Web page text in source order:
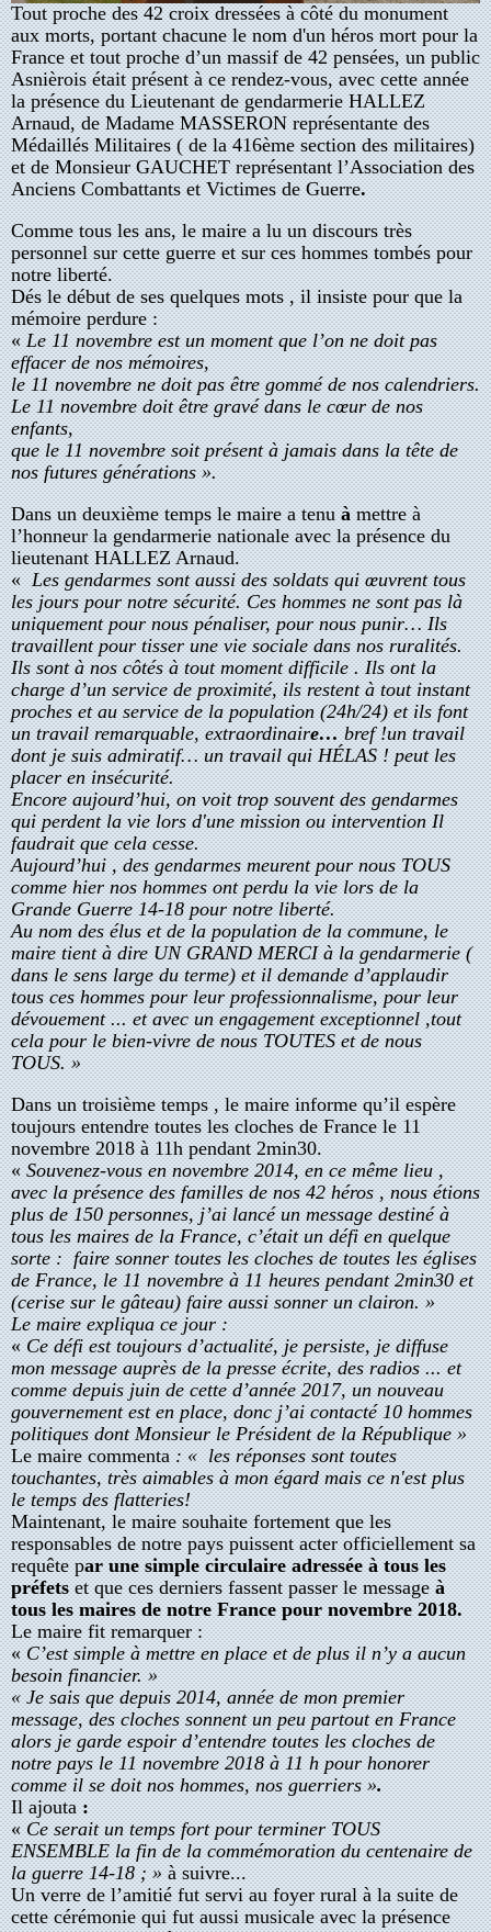
Tout proche des 42 croix dressées à côté du monument
aux morts, portant chacune le nom d'un héros mort pour la
France et tout proche d’un massif de 42 pensées, un public
Asnièrois était présent à ce rendez-vous, avec cette année
la présence du Lieutenant de gendarmerie HALLEZ
Arnaud, de Madame MASSERON représentantedes
Médaillés Militaires ( de la 416ème section des militaires)
etde Monsieur GAUCHET représentant l’Association des
Anciens Combattants et Victimes de Guerre.
Comme tous les ans, le maire a lu un discours très
personnel sur cette guerre et sur ces hommes tombés pour
notre liberté.
Dés le début de ses quelques mots , il insiste pour que la
mémoire perdure :
«Le 11 novembre est un moment que l’on ne doit pas
effacer de nos mémoires,
le 11 novembre ne doit pas être gommé de nos calendriers.
Le 11 novembre doit être gravé dans le cœur de nos
enfants,
que le 11 novembre soit présent à jamais dans la tête de
nos futures générations ».
Dans un deuxième temps le maire a tenuàmettre à
l’honneur la gendarmerie nationale avec la présence du
lieutenant HALLEZ Arnaud.
«Les gendarmes sont aussi des soldats qui œuvrent tous
les jours pour notre sécurité. Ces hommes ne sont pas là
uniquement pour nous pénaliser, pour nous punir… Ils
travaillent pour tisser une vie sociale dans nos ruralités.
Ils sont à nos côtés à tout moment difficile . Ils ont la
charge d’un service de proximité, ils restent à tout instant
proches et au service de la population (24h/24) et ilsfont
un travail remarquable, extraordinaire…bref !un travail
dont je suis admiratif… un travail qui HÉLAS ! peut les
placer en insécurité.
Encore aujourd’hui, on voit trop souvent des gendarmes
qui perdent la vie lors d'une mission ou intervention Il
faudrait que cela cesse.
Aujourd’hui , des gendarmes meurent pour nous TOUS
comme hier nos hommes ont perdulavie lors de la
Grande Guerre 14-18 pour notre liberté.
Au nom des élus et de la population de la commune, le
maire tient à dire UN GRAND MERCI à la gendarmerie (
dans le sens large du terme) et il demande d’applaudir
tous ces hommes pour leur professionnalisme, pour leur
dévouement ... et avec un engagement exceptionnel ,tout
cela pour le bien-vivre de nous TOUTES et de nous
TOUS. »
Dans un troisième temps , le maire informe qu’il espère
toujours entendre toutes les cloches de France le 11
novembre2018à 11h pendant 2min30.
«Souvenez-vous en novembre 2014, en ce même lieu ,
avec la présence des familles de nos 42 héros , nous étions
plus de 150 personnes, j’ai lancé un message destiné à
tous les maires de la France, c’était un défi en quelque
sorte : faire sonner toutes les cloches de toutes les églises
de France, le 11 novembre à 11 heures pendant 2min30 et
(cerise sur le gâteau) faire aussi sonner un clairon. »
Le maire expliqua ce jour :
«Ce défi est toujours d’actualité, je persiste, je diffuse
mon message auprès de la presse écrite, des radios ... et
comme depuis juin de cette d’année 2017, un nouveau
gouvernement est en place, donc j’ai contacté 10 hommes
politiques dont Monsieur le Président de la République »
Le maire commenta: « les réponses sont toutes
touchantes, très aimables à mon égard mais ce n'est plus
le temps des flatteries!
Maintenant, le maire souhaite fortement que les
responsables de notre pays puissent acter officiellement sa
requête par une simple circulaire adressée à tous les
préfetset que ces derniers fassent passer le messageà
tous les maires de notre France pour novembre 2018.
Le maire fit remarquer :
«C’est simple à mettre en place et de plus il n’y a aucun
besoin financier. »
« Je sais que depuis 2014, année de mon premier
message, des cloches sonnent un peu partout en France
alors je garde espoir d’entendre toutes les cloches de
notre pays le 11 novembre 2018 à 11 h pour honorer
comme il se doit nos hommes, nos guerriers ».
Il ajouta:
«Ce serait un temps fort pour terminer TOUS
ENSEMBLE la fin de la commémoration du centenaire de
la guerre 14-18 ; »à suivre...
Un verre de l’amitié fut servi au foyer rural à la suite de
cette cérémonie qui fut aussi musicale avec la présence